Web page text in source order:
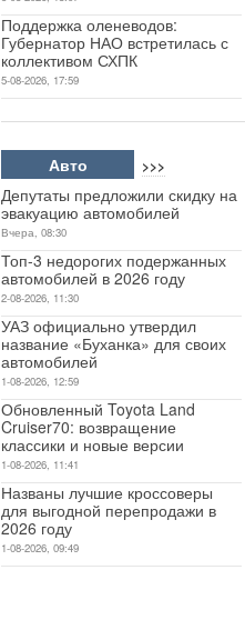
Поддержка оленеводов:
Губернатор НАО встретилась с
коллективом СХПК
5-08-2026, 17:59
Авто >>>
Депутаты предложили скидку на
эвакуацию автомобилей
Вчера, 08:30
Топ-3 недорогих подержанных
автомобилей в 2026 году
2-08-2026, 11:30
УАЗ официально утвердил
название «Буханка» для своих
автомобилей
1-08-2026, 12:59
Обновленный Toyota Land
Cruiser70: возвращение
классики и новые версии
1-08-2026, 11:41
Названы лучшие кроссоверы
для выгодной перепродажи в
2026 году
1-08-2026, 09:49